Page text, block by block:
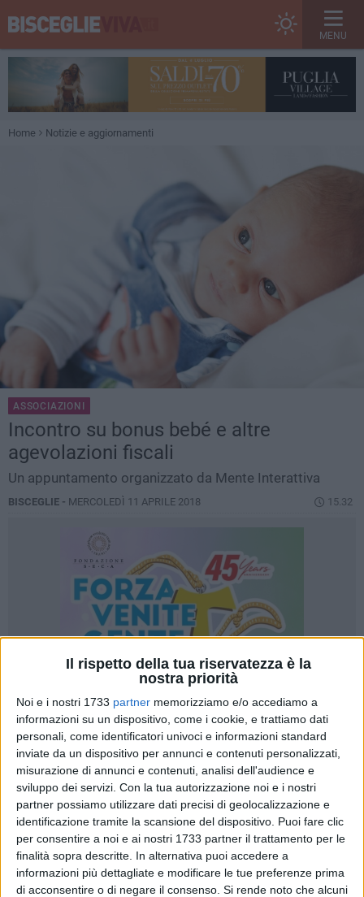
Il rispetto della tua riservatezza è la
nostra priorità
Noi e i nostri 1733 partner memorizziamo e/o accediamo a
informazioni su un dispositivo, come i cookie, e trattiamo dati
personali, come identificatori univoci e informazioni standard
inviate da un dispositivo per annunci e contenuti personalizzati,
misurazione di annunci e contenuti, analisi dell'audience e
sviluppo dei servizi. Con la tua autorizzazione noi e i nostri
partner possiamo utilizzare dati precisi di geolocalizzazione e
identificazione tramite la scansione del dispositivo. Puoi fare clic
per consentire a noi e ai nostri 1733 partner il trattamento per le
finalità sopra descritte. In alternativa puoi accedere a
informazioni più dettagliate e modificare le tue preferenze prima
di acconsentire o di negare il consenso. Si rende noto che alcuni
MENU
Home Notizie e aggiornamenti
ASSOCIAZIONI
Incontro su bonus bebé e altre
agevolazioni fiscali
Un appuntamento organizzato da Mente Interattiva
BISCEGLIE - MERCOLEDÌ 11 APRILE 2018 15.32
Bonus bebè a altre agevolazioni fiscali. Sarà questo il tema
dell'incontro in programma sabato 14 aprile, alle ore 18:00,
presso la sede di Mente Interattiva in piazza Vittorio
Emanuele II, 43.